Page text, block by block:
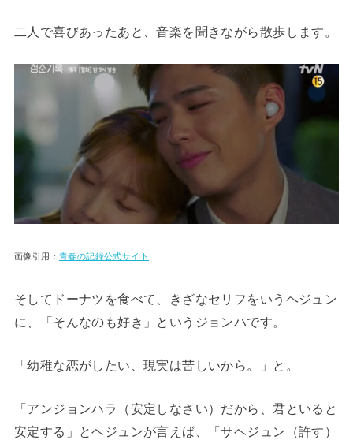
二人で喜びあったあと、音楽を聞きながら散歩します。
画像引用： 青春の記録公式サイト
そしてドーナツを食べて、きざなセリフをいうヘジュン
に、「そんなのも好き」というジョンハです。
「幼稚な恋がしたい、現実は苦しいから。」と。
「アンジョンハラ（安定しなさい）だから、君といると
安定する」とヘジュンが言えば、「サヘジュン（許す）